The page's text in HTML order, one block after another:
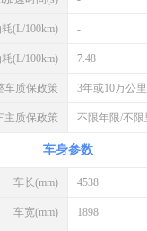
(L/100km) -
(L/100km) 7.48
车质保政策 3年或10万公里
主质保政策 不限年限/不
车身参数
车长(mm) 4538
车宽(mm) 1898